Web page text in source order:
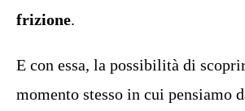
frizione.
E con essa, la possibilità di
momento stesso in cui pensiamo